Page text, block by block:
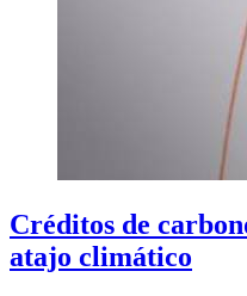
Créditos de
atajo climático